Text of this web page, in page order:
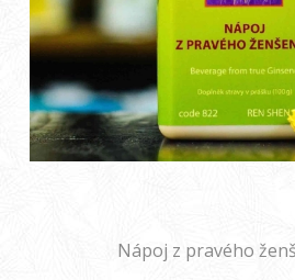
Nápoj z pravého